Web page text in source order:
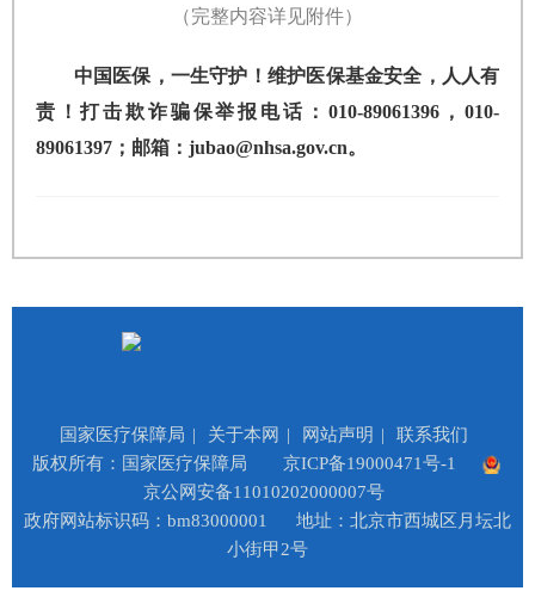
（完整内容详见附件）
中国医保，一生守护！维护医保基金安全，人人有
责！打击欺诈骗保举报电话：010-89061396，010-
89061397；邮箱：jubao@nhsa.gov.cn。
国家医疗保障局 | 关于本网 | 网站声明 |
联系我们
版权所有：国家医疗保障局
京ICP备19000471号-1
京公网安备11010202000007号
政府网站标识码：bm83000001
地址：北京市西城区月坛北
小街甲2号